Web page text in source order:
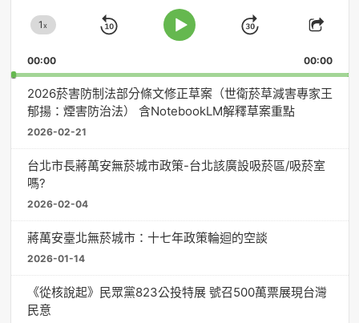
Change
Rate
1x
Skip
Play
Jump
Forward
Share
00:00 00:00
2026菸害防制法部分條文修正草案（世衛菸草減害專家王
郁揚：煙害防治法） 含NotebookLM解釋草案重點
2026-02-21
台北市長蔣萬安無菸城市政策-台北該廣設吸菸區/吸菸室
嗎?
2026-02-04
蔣萬安臺北無菸城市：十七年政策輪迴的空談
2026-01-14
《從核說起》民眾黨823公投特展 號召500萬票展現台灣
民意